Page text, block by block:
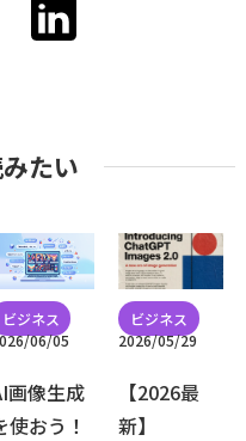
たい
06/05
画像生成
使おう！
2026/05/29
【2026最
新】